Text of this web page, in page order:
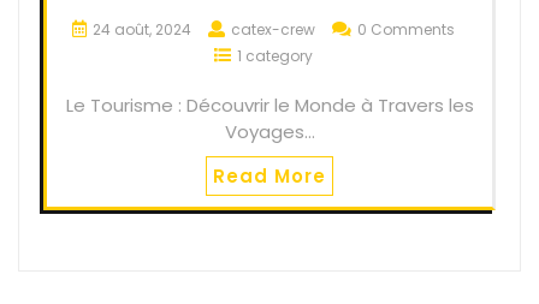
24 août, 2024 catex-crew
0 Comments
1 category
Le Tourisme : Découvrir le Monde à Travers les
Voyages…
Read More